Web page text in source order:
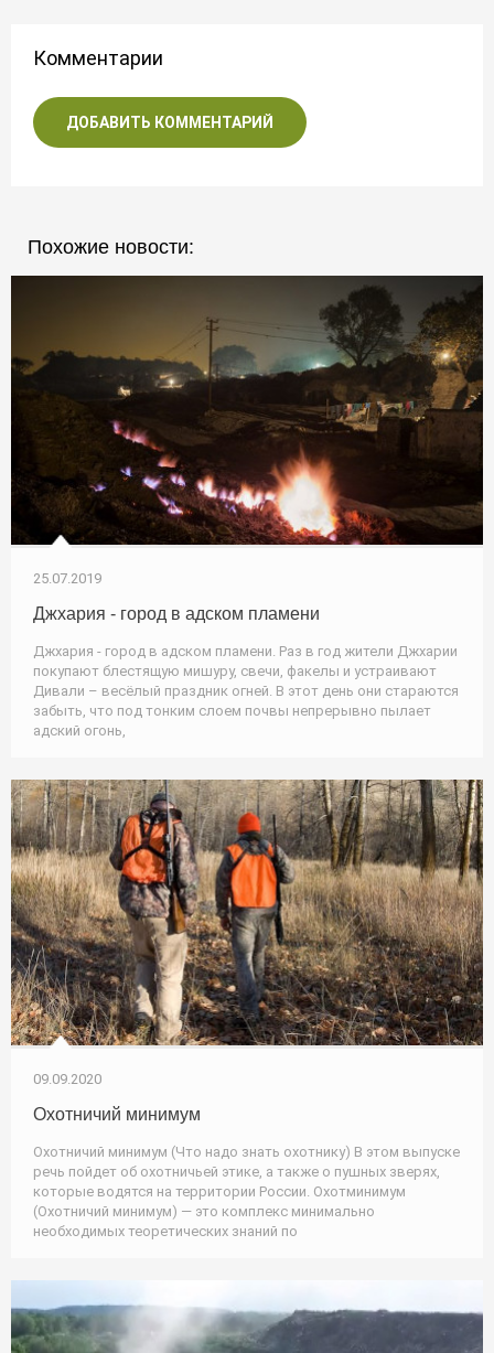
Комментарии
ДОБАВИТЬ КОММЕНТАРИЙ
Похожие новости:
25.07.2019
Джхария - город в адском пламени
Джхария - город в адском пламени. Раз в год жители Джхарии
покупают блестящую мишуру, свечи, факелы и устраивают
Дивали – весёлый праздник огней. В этот день они стараются
забыть, что под тонким слоем почвы непрерывно пылает
адский огонь,
09.09.2020
Охотничий минимум
Охотничий минимум (Что надо знать охотнику) В этом выпуске
речь пойдет об охотничьей этике, а также о пушных зверях,
которые водятся на территории России. Охотминимум
(Охотничий минимум) — это комплекс минимально
необходимых теоретических знаний по